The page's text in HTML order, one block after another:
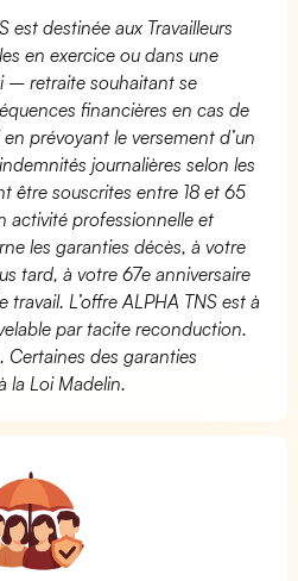
est destinée aux Travailleurs
en exercice ou dans une
– retraite souhaitant se
financières en cas de
prévoyant le versement d’un
journalières selon les
être souscrites entre 18 et 65
activité professionnelle et
les garanties décès, à votre
tard, à votre 67e anniversaire
L’offre ALPHA TNS est à
par tacite reconduction.
Certaines des garanties
la Loi Madelin.